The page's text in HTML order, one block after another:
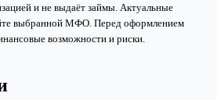
и не выдаёт займы. Актуальные
выбранной МФО. Перед оформлением
возможности и риски.